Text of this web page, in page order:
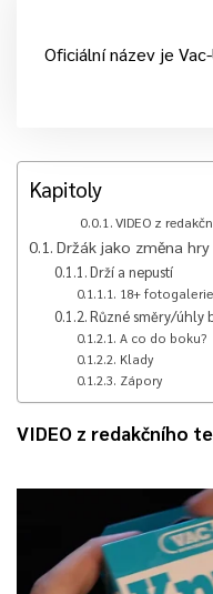
Oficiální název je
Kapitoly
VIDEO z
Držák jako změna hry
Drží a nepustí
18+
Různé směry/úhly
A co do boku?
Klady
Zápory
VIDEO z redakčního